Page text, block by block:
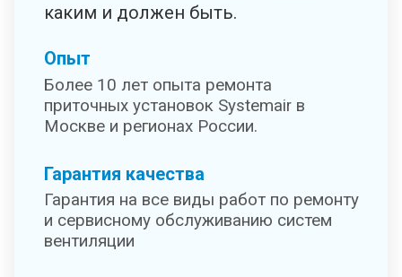
каким и должен быть.
Опыт
Более 10 лет опыта ремонта
приточных установок Systemair в
Москве и регионах России.
Гарантия качества
Гарантия на все виды работ по ремонту
и сервисному обслуживанию систем
вентиляции